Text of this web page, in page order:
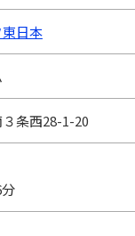
日本
条西28-1-20